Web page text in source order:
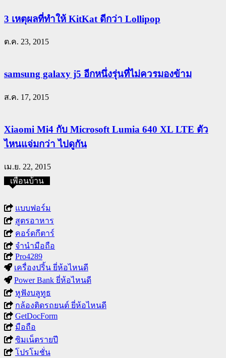
3 เหตุผลที่ทำให้ KitKat ดีกว่า Lollipop
ต.ค. 23, 2015
samsung galaxy j5 อีกหนึ่งรุ่นที่ไม่ควรมองข้าม
ส.ค. 17, 2015
Xiaomi Mi4 กับ Microsoft Lumia 640 XL LTE ตัว
ไหนแจ่มกว่า ไปดูกัน
เม.ย. 22, 2015
เพื่อนบ้าน
แบบฟอร์ม
สูตรอาหาร
คอร์ดกีตาร์
จำนำมือถือ
Pro4289
เครื่องปริ้น ยี่ห้อไหนดี
Power Bank ยี่ห้อไหนดี
หูฟังบลูทูธ
กล้องติดรถยนต์ ยี่ห้อไหนดี
GetDocForm
มือถือ
ซิมเน็ตรายปี
โปรโมชั่น